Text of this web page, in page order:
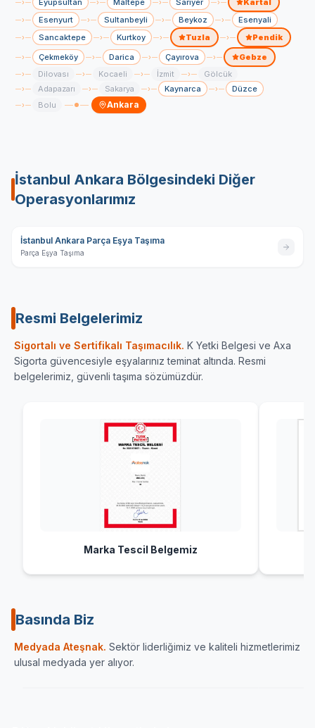
› Eyupsultan › Maltepe › Sarıyer › Kartal
› Esenyurt › Sultanbeyli › Beykoz › Esenyali
› Sancaktepe › Kurtkoy › Tuzla › Pendik
› Çekmeköy › Darica › Çayırova › Gebze
› Dilovası › Kocaeli › İzmit › Gölcük
› Adapazarı › Sakarya › Kaynarca › Düzce
› Bolu Ankara
İstanbul Ankara Bölgesindeki Diğer
Operasyonlarımız
İstanbul Ankara Parça Eşya Taşıma
Parça Eşya Taşıma
Resmi Belgelerimiz
Sigortalı ve Sertifikalı Taşımacılık. K Yetki Belgesi ve Axa
Sigorta güvencesiyle eşyalarınız teminat altında. Resmi
belgelerimiz, güvenli taşıma sözümüzdür.
Marka Tescil Belgemiz
Basında Biz
Medyada Ateşnak. Sektör liderliğimiz ve kaliteli hizmetlerimiz
ulusal medyada yer alıyor.
Sektörün önde gelen yayın organlarından Haber
Ulaşımın Haberi
İç